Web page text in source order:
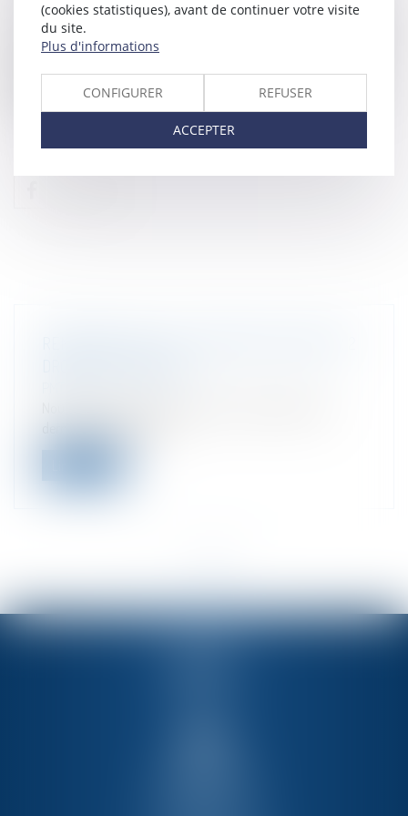
Sous l’angle législatif, le projet de loi sur le salaire minimum (visant à
transposer la directive (UE) 2022/2041 du Parlement européen et du
Conseil du 19 octobre 2022 relative au salaire minimum adéquat
dans l'Union européenne) est actuellement à l’examen du Sénat,
après avoir été approuvé par la Chambre des députés en décembre
2023.
(cookies statistiques), avant de continuer votre visite
du site.
Plus d'informations
CONFIGURER REFUSER
ACCEPTER